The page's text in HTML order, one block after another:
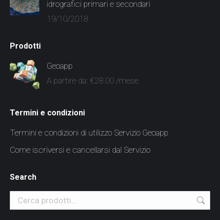
idrografici primari e secondari
19/10/2018
Prodotti
Geoapp
A partire da: €28.00 /mese
Termini e condizioni
Termini e condizioni di utilizzo Servizio Geoapp
Come iscriversi e cancellarsi dal Servizio
Search